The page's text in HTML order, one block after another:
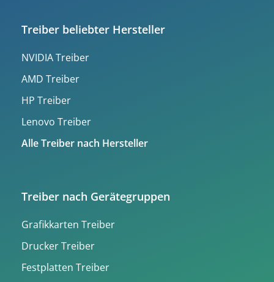
Treiber beliebter Hersteller
NVIDIA Treiber
AMD Treiber
HP Treiber
Lenovo Treiber
Alle Treiber nach Hersteller
Treiber nach Gerätegruppen
Grafikkarten Treiber
Drucker Treiber
Festplatten Treiber